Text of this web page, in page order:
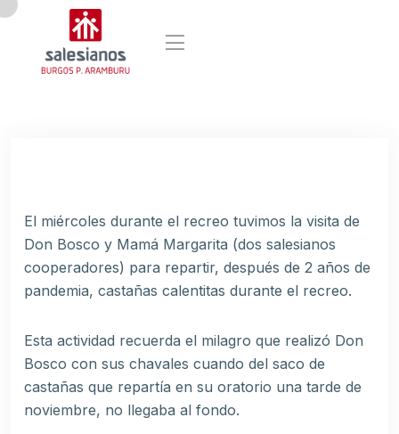
El miércoles durante el recreo tuvimos la visita de
Don Bosco y Mamá Margarita (dos salesianos
cooperadores) para repartir, después de 2 años de
pandemia, castañas calentitas durante el recreo.
Esta actividad recuerda el milagro que realizó Don
Bosco con sus chavales cuando del saco de
castañas que repartía en su oratorio una tarde de
noviembre, no llegaba al fondo.